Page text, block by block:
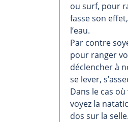
ou surf, pour
fasse son
l’eau.
Par contre
pour ranger
déclencher à
se lever,
Dans le cas
voyez la
dos sur la selle.